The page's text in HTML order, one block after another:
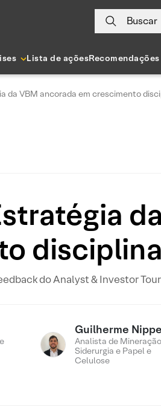
Buscar
Lista de açõesRecomendações
da VBM ancorada em crescimento
do Analyst & Investor
Guilherme
Analista de
Siderurgia e Papel e
Celulose